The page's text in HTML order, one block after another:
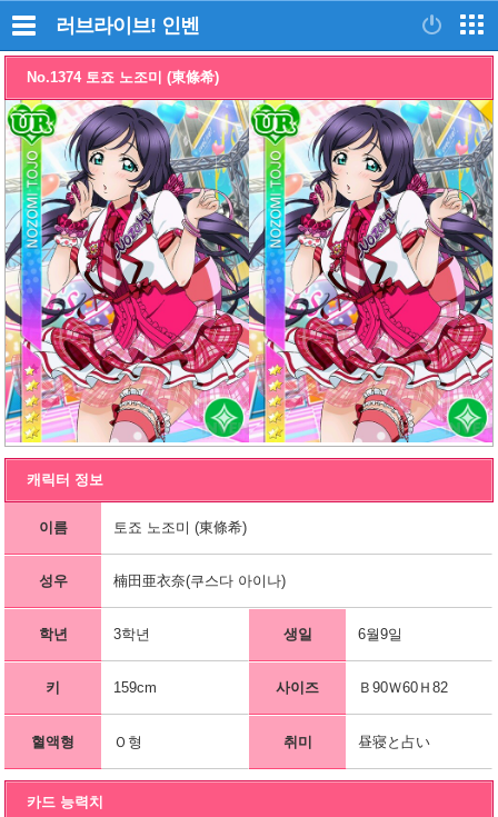
러브라이브! 인벤
No.1374 토죠 노조미 (東條希)
캐릭터 정보
이름 토죠 노조미 (東條希)
성우 楠田亜衣奈(쿠스다 아이나)
학년 3학년 생일 6월9일
키 159cm 사이즈 Ｂ90Ｗ60Ｈ82
혈액형 Ｏ형 취미 昼寝と占い
카드 능력치